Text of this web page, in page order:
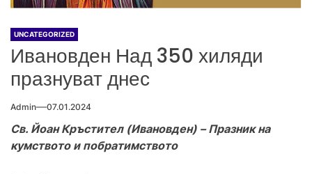
UNCATEGORIZED
Ивановден Над 350 хиляди
празнуват днес
Admin 07.01.2024
Св. Йоан Кръстител (Ивановден) – Празник на
кумството и побратимството